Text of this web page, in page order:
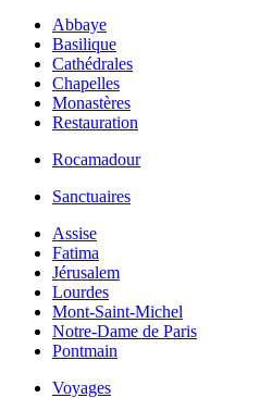
Abbaye
Basilique
Cathédrales
Chapelles
Monastères
Restauration
Rocamadour
Sanctuaires
Assise
Fatima
Jérusalem
Lourdes
Mont-Saint-Michel
Notre-Dame de Paris
Pontmain
Voyages